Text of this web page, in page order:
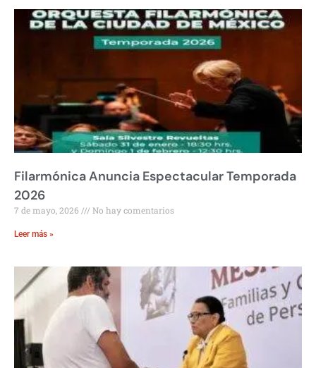
Filarmónica Anuncia Espectacular Temporada
2026
7 de mayo, 2026 No hay comentarios
Leer más »